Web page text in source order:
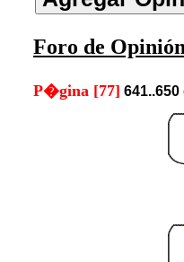
Foro de
P�gina [77]